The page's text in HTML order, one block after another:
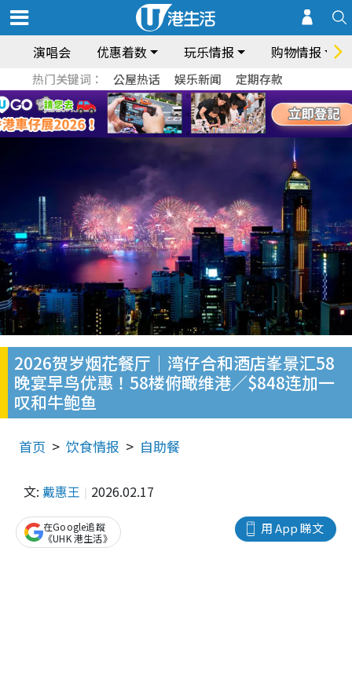
演唱会 优惠着数 玩乐情报 购物情报
热门关键词： 公屋热话 娱乐新闻 定期存款
2026贺岁烟花餐厅｜湾仔合和酒店峯景汇58
晚宴早鸟优惠！58楼俯瞰维港／$848连加一
叹和牛鲍鱼
首页 饮食情报 自助餐
文: 戴惠王 2026.02.17
用 App 睇文
在Google追蹤
《UHK 港生活》